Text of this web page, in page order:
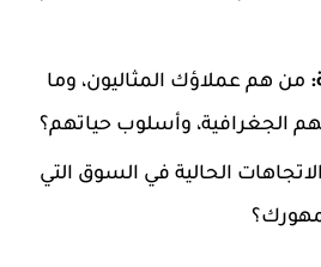
من هم عملاؤك المثاليون، وما
الجغرافية، وأسلوب حياتهم؟
الحالية في السوق التي